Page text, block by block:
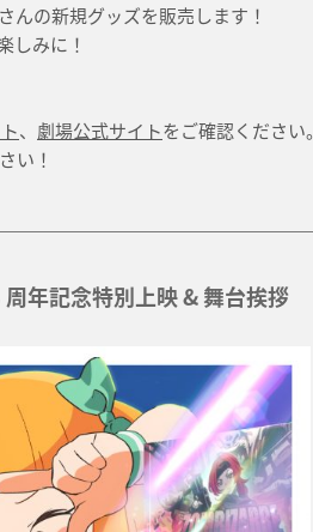
んの新規グッズを販売します！
しみに！
、 劇場公式サイトをご確認ください。
い！
年記念特別上映 & 舞台挨拶